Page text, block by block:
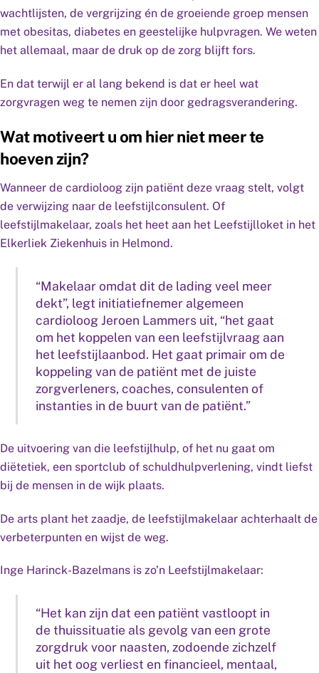
wachtlijsten, de vergrijzing én de groeiende groep mensen
met obesitas, diabetes en geestelijke hulpvragen. We weten
het allemaal, maar de druk op de zorg blijft fors.
En dat terwijl er al lang bekend is dat er heel wat
zorgvragen weg te nemen zijn door gedragsverandering.
Wat motiveert u om hier niet meer te
hoeven zijn?
Wanneer de cardioloog zijn patiënt deze vraag stelt, volgt
de verwijzing naar de leefstijlconsulent. Of
leefstijlmakelaar, zoals het heet aan het Leefstijlloket in het
Elkerliek Ziekenhuis in Helmond.
“Makelaar omdat dit de lading veel meer
dekt”, legt initiatiefnemer algemeen
cardioloog Jeroen Lammers uit, “het gaat
om het koppelen van een leefstijlvraag aan
het leefstijlaanbod. Het gaat primair om de
koppeling van de patiënt met de juiste
zorgverleners, coaches, consulenten of
instanties in de buurt van de patiënt.”
De uitvoering van die leefstijlhulp, of het nu gaat om
diëtetiek, een sportclub of schuldhulpverlening, vindt liefst
bij de mensen in de wijk plaats.
De arts plant het zaadje, de leefstijlmakelaar achterhaalt de
verbeterpunten en wijst de weg.
Inge Harinck-Bazelmans is zo’n Leefstijlmakelaar:
“Het kan zijn dat een patiënt vastloopt in
de thuissituatie als gevolg van een grote
zorgdruk voor naasten, zodoende zichzelf
uit het oog verliest en financieel, mentaal,